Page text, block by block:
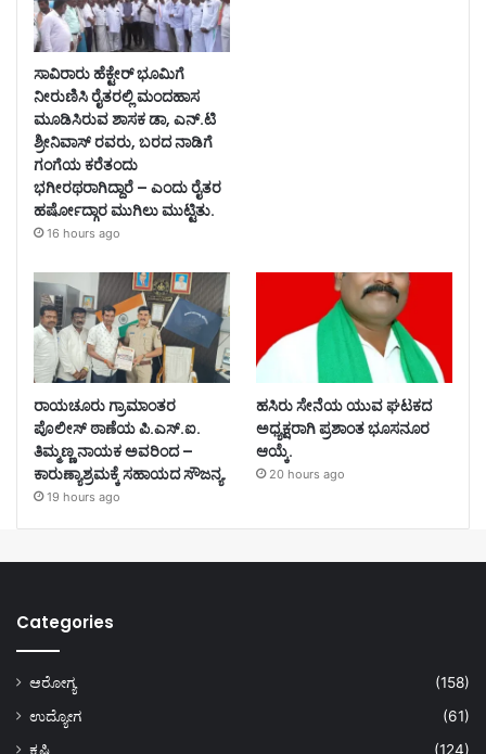
ಸಾವಿರಾರು ಹೆಕ್ಟೇರ್ ಭೂಮಿಗೆ
ನೀರುಣಿಸಿ ರೈತರಲ್ಲಿ ಮಂದಹಾಸ
ಮೂಡಿಸಿರುವ ಶಾಸಕ ಡಾ, ಎನ್.ಟಿ
ಶ್ರೀನಿವಾಸ್ ರವರು, ಬರದ ನಾಡಿಗೆ
ಗಂಗೆಯ ಕರೆತಂದು
ಭಗೀರಥರಾಗಿದ್ದಾರೆ – ಎಂದು ರೈತರ
ಹರ್ಷೋದ್ಗಾರ ಮುಗಿಲು ಮುಟ್ಟಿತು.
16 hours ago
ರಾಯಚೂರು ಗ್ರಾಮಾಂತರ
ಪೊಲೀಸ್ ಠಾಣೆಯ ಪಿ.ಎಸ್.ಐ.
ತಿಮ್ಮಣ್ಣ ನಾಯಕ ಅವರಿಂದ –
ಕಾರುಣ್ಯಾಶ್ರಮಕ್ಕೆ ಸಹಾಯದ ಸೌಜನ್ಯ.
19 hours ago
ಹಸಿರು ಸೇನೆಯ ಯುವ ಘಟಕದ
ಅಧ್ಯಕ್ಷರಾಗಿ ಪ್ರಶಾಂತ ಭೂಸನೂರ
ಆಯ್ಕೆ.
20 hours ago
Categories
ಆರೋಗ್ಯ
(158)
ಉದ್ಯೋಗ
(61)
ಕೃಷಿ
(124)